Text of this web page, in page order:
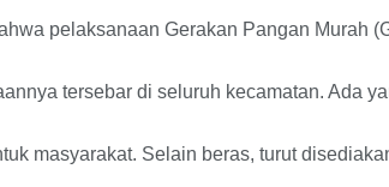
pelaksanaan Gerakan Pangan Murah
tersebar di seluruh kecamatan. Ada
masyarakat. Selain beras, turut